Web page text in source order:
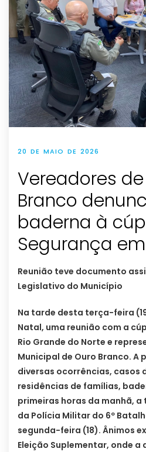
20 DE MAIO DE 2026
Vereadores
Branco
baderna à
Segurança
Reunião teve documento
Legislativo do Município
Na tarde desta terça-feira
Natal, uma reunião com a
Rio Grande do Norte e
Municipal de Ouro Branco.
diversas ocorrências, casos
residências de famílias,
primeiras horas da manhã,
da Polícia Militar do 6º
segunda-feira (18). Ânimos
Eleição Suplementar, onde a